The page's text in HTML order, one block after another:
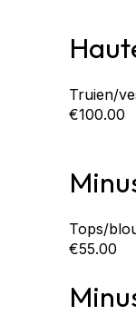
Truien/
€100.00
Tops/
€55.00